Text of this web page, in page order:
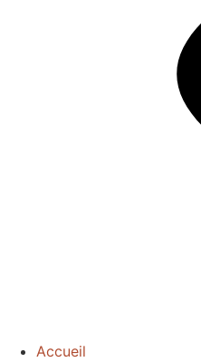
Accueil